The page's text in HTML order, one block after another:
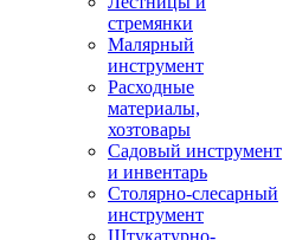
стремянки
Малярный
инструмент
Расходные
материалы,
хозтовары
Садовый инструмент
и инвентарь
Столярно-слесарный
инструмент